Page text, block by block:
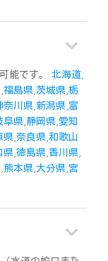
能です。 北海道
福島県 茨城県 栃
奈川県 新潟県 富
阜県 静岡県 愛知
県 奈良県 和歌山
県 徳島県 香川県
熊本県 大分県 宮